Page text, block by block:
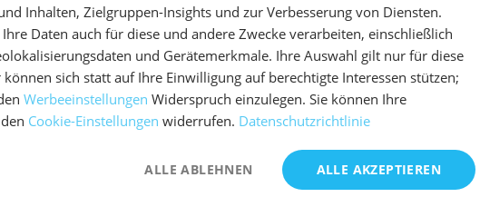
Inhalten, Zielgruppen-Insights und zur Verbesserung von Diensten.
Daten auch für diese und andere Zwecke verarbeiten, einschließlich
und Gerätemerkmale. Ihre Auswahl gilt nur für diese
sich statt auf Ihre Einwilligung auf berechtigte Interessen stützen;
Werbeeinstellungen Widerspruch einzulegen. Sie können Ihre
Cookie-Einstellungen widerrufen. Datenschutzrichtlinie
ALLE AKZEPTIEREN
ALLE ABLEHNEN